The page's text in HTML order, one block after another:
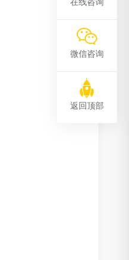
微信咨询
返回顶部